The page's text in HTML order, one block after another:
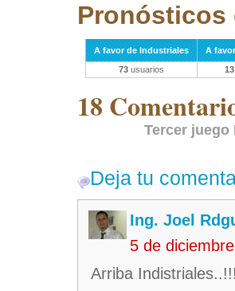
Pronósticos
A favor de Industriales
A
73 usuarios 13
18
Tercer
Deja tu
Ing. Joel
5 de
Arriba